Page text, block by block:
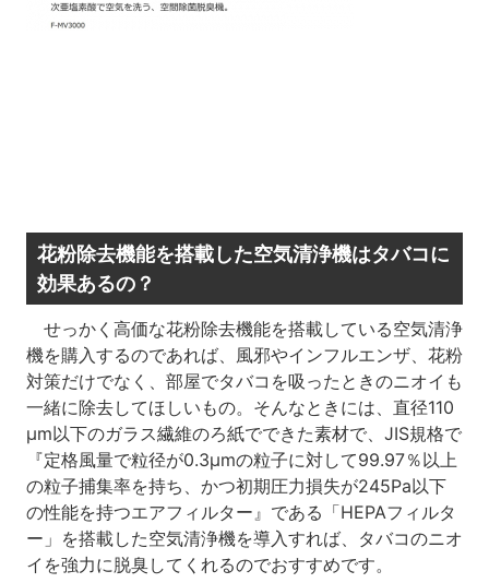
花粉除去機能を搭載した空気清浄機はタバコに
効果あるの？
せっかく高価な花粉除去機能を搭載している空気清浄
機を購入するのであれば、風邪やインフルエンザ、花粉
対策だけでなく、部屋でタバコを吸ったときのニオイも
一緒に除去してほしいもの。そんなときには、直径110
μm以下のガラス繊維のろ紙でできた素材で、JIS規格で
『定格風量で粒径が0.3μmの粒子に対して99.97％以上
の粒子捕集率を持ち、かつ初期圧力損失が245Pa以下
の性能を持つエアフィルター』である「HEPAフィルタ
ー」を搭載した空気清浄機を導入すれば、タバコのニオ
イを強力に脱臭してくれるのでおすすめです。